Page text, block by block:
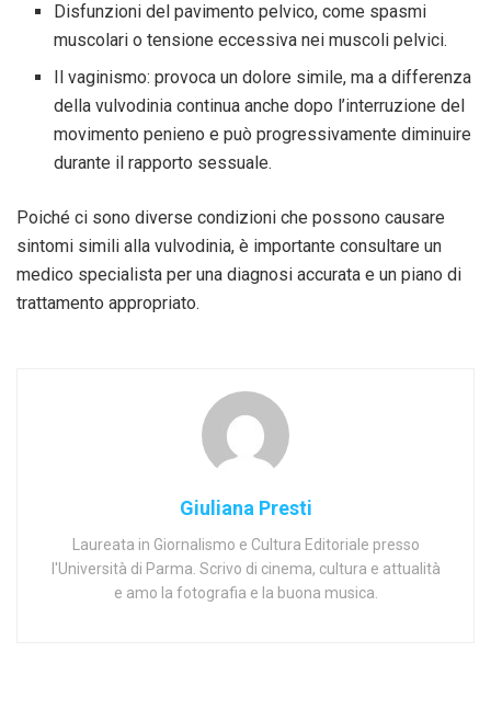
Disfunzioni del pavimento pelvico, come spasmi
muscolari o tensione eccessiva nei muscoli pelvici.
Il vaginismo: provoca un dolore simile, ma a differenza
della vulvodinia continua anche dopo l’interruzione del
movimento penieno e può progressivamente diminuire
durante il rapporto sessuale.
Poiché ci sono diverse condizioni che possono causare
sintomi simili alla vulvodinia, è importante consultare un
medico specialista per una diagnosi accurata e un piano di
trattamento appropriato.
Giuliana Presti
Laureata in Giornalismo e Cultura Editoriale presso
l'Università di Parma. Scrivo di cinema, cultura e attualità
e amo la fotografia e la buona musica.